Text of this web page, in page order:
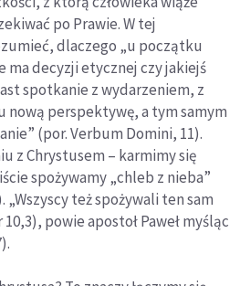
po Prawie. W tej
dlaczego „u początku
ma decyzji etycznej czy jakiejś
spotkanie z wydarzeniem, z
nową perspektywę, a tym samym
(por. Verbum Domini, 11).
z Chrystusem – karmimy się
spożywamy „chleb z nieba”
„Wszyscy też spożywali ten sam
powie apostoł Paweł myśląc